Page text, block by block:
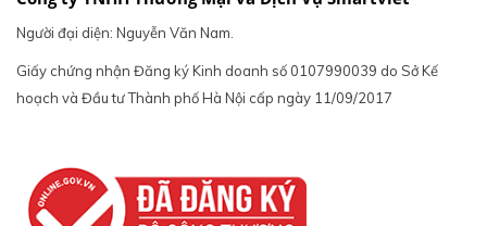
Người đại diện: Nguyễn Văn Nam.
Giấy chứng nhận Đăng ký Kinh doanh số 0107990039 do Sở Kế
hoạch và Đầu tư Thành phố Hà Nội cấp ngày 11/09/2017